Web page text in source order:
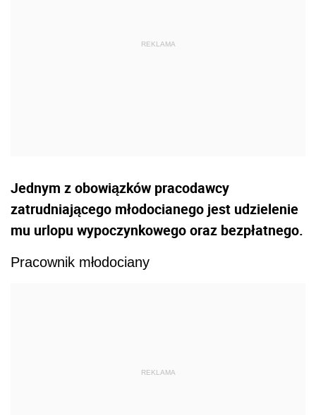
Jednym z obowiązków pracodawcy
zatrudniającego młodocianego jest udzielenie
mu urlopu wypoczynkowego oraz bezpłatnego.
Pracownik młodociany
REKLAMA